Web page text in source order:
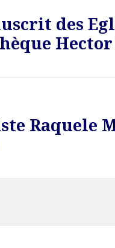
des
Raquele